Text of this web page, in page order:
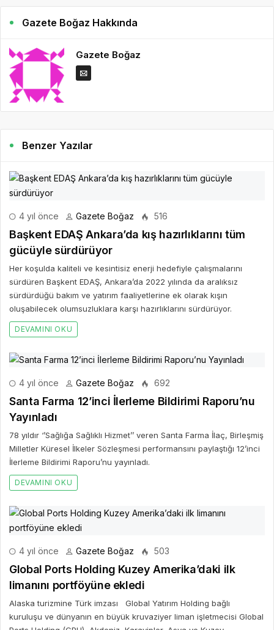
Gazete Boğaz Hakkında
Gazete Boğaz
Benzer Yazılar
4 yıl önce Gazete Boğaz 516
Başkent EDAŞ Ankara’da kış hazırlıklarını tüm
gücüyle sürdürüyor
Her koşulda kaliteli ve kesintisiz enerji hedefiyle çalışmalarını
sürdüren Başkent EDAŞ, Ankara’da 2022 yılında da aralıksız
sürdürdüğü bakım ve yatırım faaliyetlerine ek olarak kışın
oluşabilecek olumsuzluklara karşı hazırlıklarını sürdürüyor.
DEVAMINI OKU
4 yıl önce Gazete Boğaz 692
Santa Farma 12’inci İlerleme Bildirimi Raporu’nu
Yayınladı
78 yıldır ‘’Sağlığa Sağlıklı Hizmet’’ veren Santa Farma İlaç, Birleşmiş
Milletler Küresel İlkeler Sözleşmesi performansını paylaştığı 12’inci
İlerleme Bildirimi Raporu’nu yayınladı.
DEVAMINI OKU
4 yıl önce Gazete Boğaz 503
Global Ports Holding Kuzey Amerika’daki ilk
limanını portföyüne ekledi
Alaska turizmine Türk imzası Global Yatırım Holding bağlı
kuruluşu ve dünyanın en büyük kruvaziyer liman işletmecisi Global